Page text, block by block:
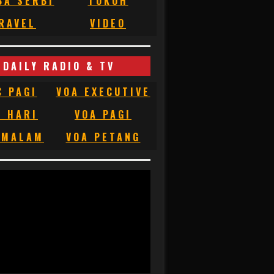
VIDEO
DAILY RADIO & TV
PAGI
VOA EXECUTIVE
HARI
VOA PAGI
VOA PETANG